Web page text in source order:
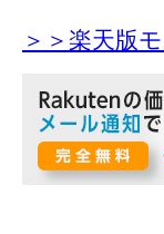
＞＞楽天版